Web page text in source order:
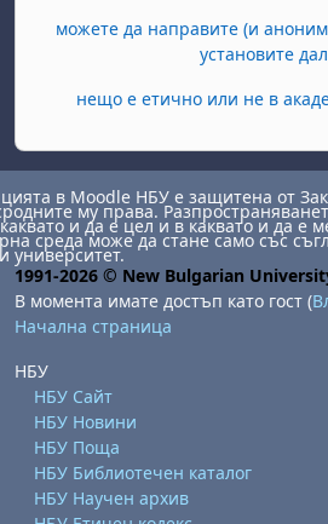
можете да направите (и
установите
нещо е етично или не в
в Moodle НБУ е защитена от
му права.
и да е цел и в каквато и да е
среда може да стане само със
университет.
1991-2026 © New Bulgarian
В момента имате достъп като гост (
Начална страница
НБУ
НБУ Сайт
НБУ Новини
НБУ Поща
НБУ Библиотечен каталог
НБУ Научен архив